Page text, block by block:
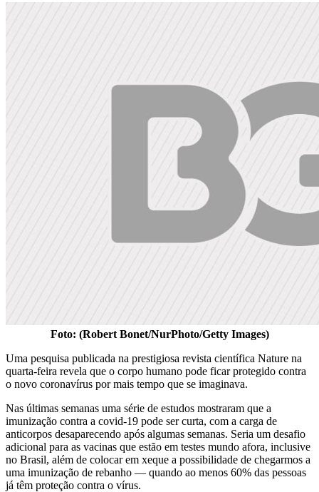
Foto: (Robert Bonet/NurPhoto/Getty Images)
Uma pesquisa publicada na prestigiosa revista científica Nature na
quarta-feira revela que o corpo humano pode ficar protegido contra
o novo coronavírus por mais tempo que se imaginava.
Nas últimas semanas uma série de estudos mostraram que a
imunização contra a covid-19 pode ser curta, com a carga de
anticorpos desaparecendo após algumas semanas. Seria um desafio
adicional para as vacinas que estão em testes mundo afora, inclusive
no Brasil, além de colocar em xeque a possibilidade de chegarmos a
uma imunização de rebanho — quando ao menos 60% das pessoas
já têm proteção contra o vírus.